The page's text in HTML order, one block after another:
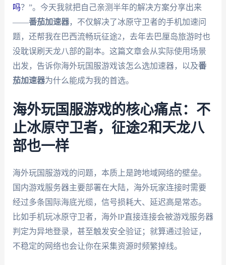
吗？”。今天我就把自己亲测半年的解决方案分享出来
——番茄加速器，不仅解决了冰原守卫者的手机加速问
题，还帮我在巴西流畅玩征途2，去年去巴厘岛旅游时也
没耽误刷天龙八部的副本。这篇文章会从实际使用场景
出发，告诉你海外玩国服游戏该怎么选加速器，以及番
茄加速器为什么能成为我的首选。
海外玩国服游戏的核心痛点：不
止冰原守卫者，征途2和天龙八
部也一样
海外玩国服游戏的问题，本质上是跨地域网络的壁垒。
国内游戏服务器主要部署在大陆，海外玩家连接时需要
经过多条国际海底光缆，信号损耗大、延迟高是常态。
比如手机玩冰原守卫者，海外IP直接连接会被游戏服务器
判定为异地登录，甚至触发安全验证；就算通过验证，
不稳定的网络也会让你在采集资源时频繁掉线。